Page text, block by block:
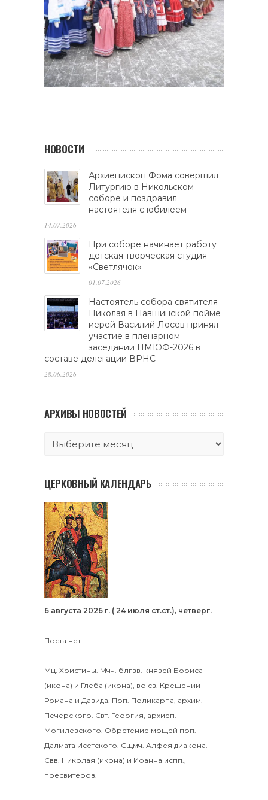
НОВОСТИ
Архиепископ Фома совершил
Литургию в Никольском
соборе и поздравил
настоятеля с юбилеем
14.07.2026
При соборе начинает работу
детская творческая студия
«Светлячок»
01.07.2026
Настоятель собора святителя
Николая в Павшинской пойме
иерей Василий Лосев принял
участие в пленарном
заседании ПМЮФ-2026 в
составе делегации ВРНС
28.06.2026
АРХИВЫ НОВОСТЕЙ
ЦЕРКОВНЫЙ КАЛЕНДАРЬ
6 августа 2026 г. ( 24 июля ст.ст.), четверг.
Поста нет.
Мц. Христины. Мчч. блгвв. князей Бориса
(икона) и Глеба (икона), во св. Крещении
Романа и Давида. Прп. Поликарпа, архим.
Печерского. Свт. Георгия, архиеп.
Могилевского. Обретение мощей прп.
Далмата Исетского. Сщмч. Алфея диакона.
Свв. Николая (икона) и Иоанна испп.,
пресвитеров.